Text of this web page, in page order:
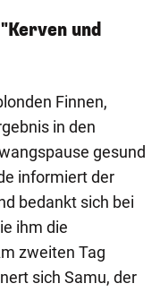
und
Finnen,
in den
gesund
informiert der
bedankt sich bei
ihm die
zweiten Tag
sich Samu, der